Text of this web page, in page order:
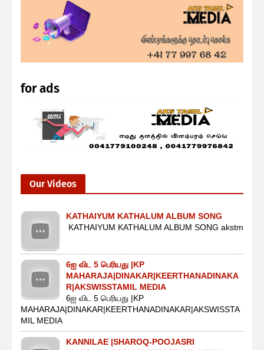
for ads
Our Videos
KATHAIYUM KATHALUM ALBUM SONG
KATHAIYUM KATHALUM ALBUM SONG akstm
6ஐ விட 5 பெரியது |KP
MAHARAJA|DINAKAR|KEERTHANADINAKA
R|AKSWISSTAMIL MEDIA
6ஐ விட 5 பெரியது |KP
MAHARAJA|DINAKAR|KEERTHANADINAKAR|AKSWISSTA
MIL MEDIA
KANNILAE |SHAROQ-POOJASRI